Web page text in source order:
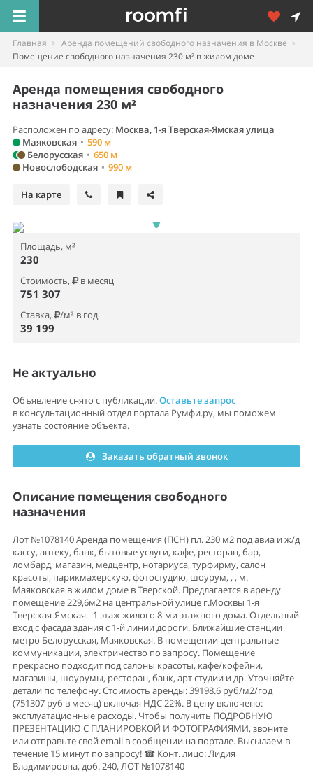
Главная
Аренда помещений свободного назначения в Москве
Помещение свободного назначения 230 м² в жилом доме
Аренда помещения свободного
назначения 230 м²
Расположен по адресу: Москва, 1-я Тверская-Ямская улица
Маяковская • 590 м
Белорусская • 650 м
Новослободская • 990 м
На карте
Площадь, м²
230
Стоимость, в месяц
751 307
Ставка, /м² в год
39 199
Не актуально
Объявление снято с публикации.Оставьте запрос
в консультационный отдел портала Румфи.ру, мы поможем
узнать состояние объекта.
Заказать обратный звонок
Описание помещения свободного
назначения
Лот №1078140 Аренда помещения (ПСН) пл. 230 м2 под авиа и ж/д
кассу, аптеку, банк, бытовые услуги, кафе, ресторан, бар,
ломбард, магазин, медцентр, нотариуса, турфирму, салон
красоты, парикмахерскую, фотостудию, шоурум, , , м.
Маяковская в жилом доме в Тверской. Предлагается в аренду
помещение 229,6м2 на центральной улице г.Москвы 1-я
Тверская-Ямская. -1 этаж жилого 8-ми этажного дома. Отдельный
вход с фасада здания с 1-й линии дороги. Ближайшие станции
метро Белорусская, Маяковская. В помещении центральные
коммуникации, электричество по запросу. Помещение
прекрасно подходит под салоны красоты, кафе/кофейни,
магазины, шоурумы, ресторан, банк, арт студии и др. Уточняйте
детали по телефону. Стоимость аренды: 39198.6 руб/м2/год
(751307 руб в месяц) включая НДС 22%. В цену включено:
эксплуатационные расходы. Чтобы получить ПОДРОБНУЮ
ПРЕЗЕНТАЦИЮ С ПЛАНИРОВКОЙ И ФОТОГРАФИЯМИ, звоните
или отправьте свой email в сообщении на портале. Высылаем в
течение 15 минут по запросу! ☎ Конт. лицо: Лидия
Владимировна, доб. 240, ЛОТ №1078140